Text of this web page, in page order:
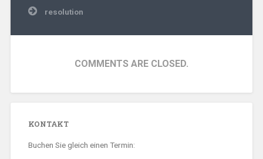
resolution
COMMENTS ARE CLOSED.
KONTAKT
Buchen Sie gleich einen Termin: